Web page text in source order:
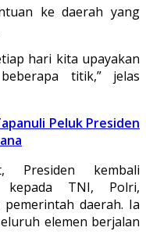
ke daerah yang
hari kita upayakan
titik,” jelas
Peluk Presiden
Presiden kembali
kepada TNI, Polri,
pemerintah daerah. Ia
elemen berjalan